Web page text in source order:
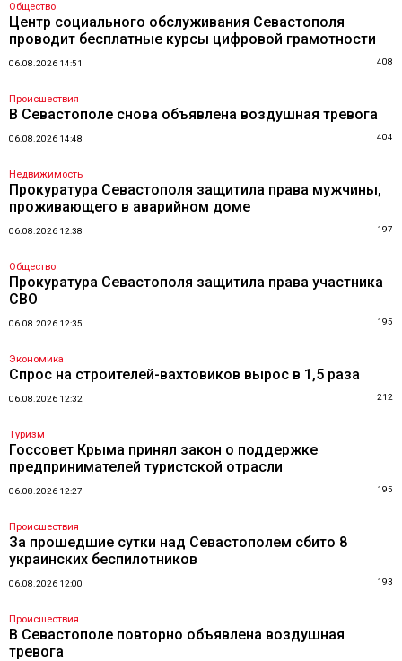
Общество
Центр социального обслуживания Севастополя
проводит бесплатные курсы цифровой грамотности
06.08.2026 14:51 408
Происшествия
В Севастополе снова объявлена воздушная тревога
06.08.2026 14:48 404
Недвижимость
Прокуратура Севастополя защитила права мужчины,
проживающего в аварийном доме
06.08.2026 12:38 197
Общество
Прокуратура Севастополя защитила права участника
СВО
06.08.2026 12:35 195
Экономика
Спрос на строителей-вахтовиков вырос в 1,5 раза
06.08.2026 12:32 212
Туризм
Госсовет Крыма принял закон о поддержке
предпринимателей туристской отрасли
06.08.2026 12:27 195
Происшествия
За прошедшие сутки над Севастополем сбито 8
украинских беспилотников
06.08.2026 12:00 193
Происшествия
В Севастополе повторно объявлена воздушная
тревога